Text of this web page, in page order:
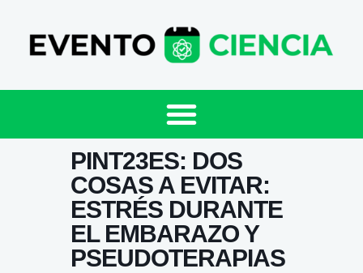
PINT23ES: DOS
COSAS A EVITAR:
ESTRÉS DURANTE
EL EMBARAZO Y
PSEUDOTERAPIAS